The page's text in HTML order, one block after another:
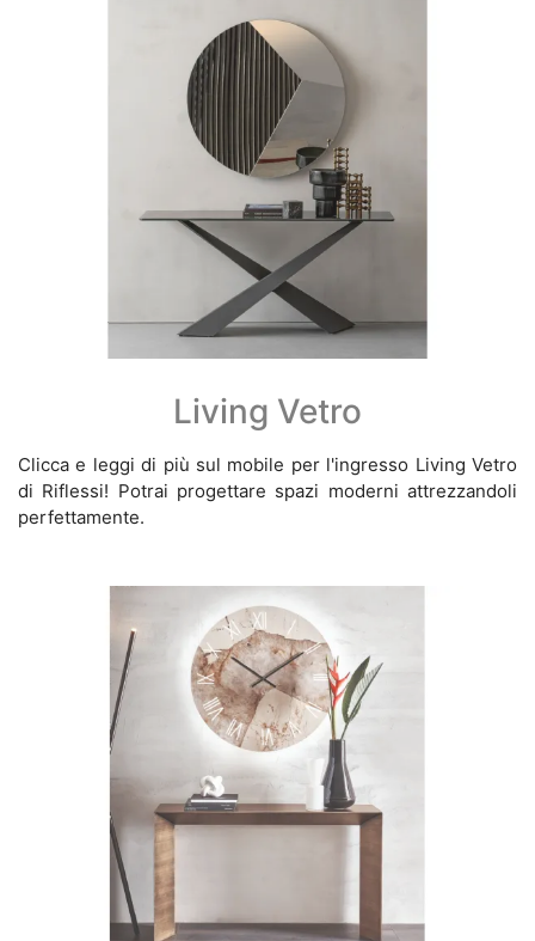
Living Vetro
Clicca e leggi di più sul mobile per l'ingresso Living Vetro
di Riflessi! Potrai progettare spazi moderni attrezzandoli
perfettamente.